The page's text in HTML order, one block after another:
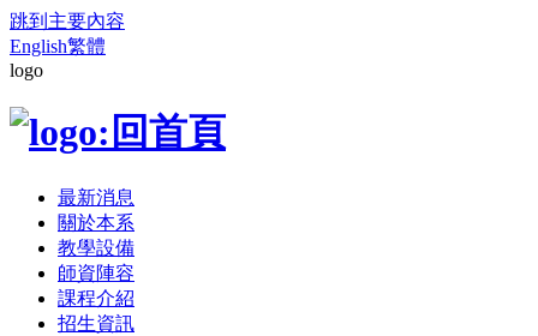
跳到主要內容
English繁體
logo
最新消息
關於本系
教學設備
師資陣容
課程介紹
招生資訊